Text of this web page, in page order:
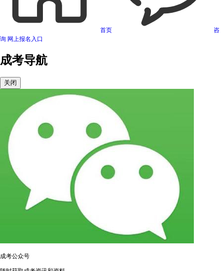
首页
咨
询 网上报名入口
成考导航
关闭
成考公众号